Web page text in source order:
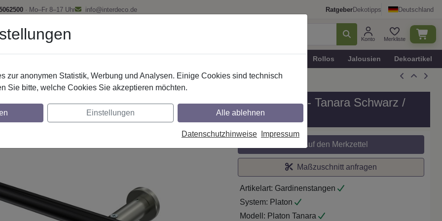
· Mo–Fr 8–17 Uhr info@interdeco.de RatgeberDekotipps Deutschland
Konto Merkliste
Rollos Jalousien Dekoartikel
Gardinenstangen Metall
aus Metall in 20 mm Ø, 1-läufig, Modell PLATON - Tanara Schwarz /
Optik (ohne Ringe)
Auf den Merkzettel
Maßzuschnitt anfragen
Artikelart: Gardinenstangen
System: Platon
Modell: Platon Tanara
zur anonymen Statistik, Werbung und Analysen. Einige Cookies sind technisch
Sie bitte, welche Cookies Sie akzeptieren möchten.
Einstellungen Alle ablehnen
Datenschutzhinweise Impressum